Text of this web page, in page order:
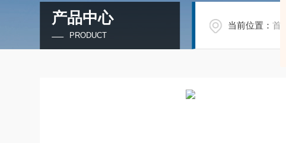
产品中心
PRODUCT
当前位置：首页